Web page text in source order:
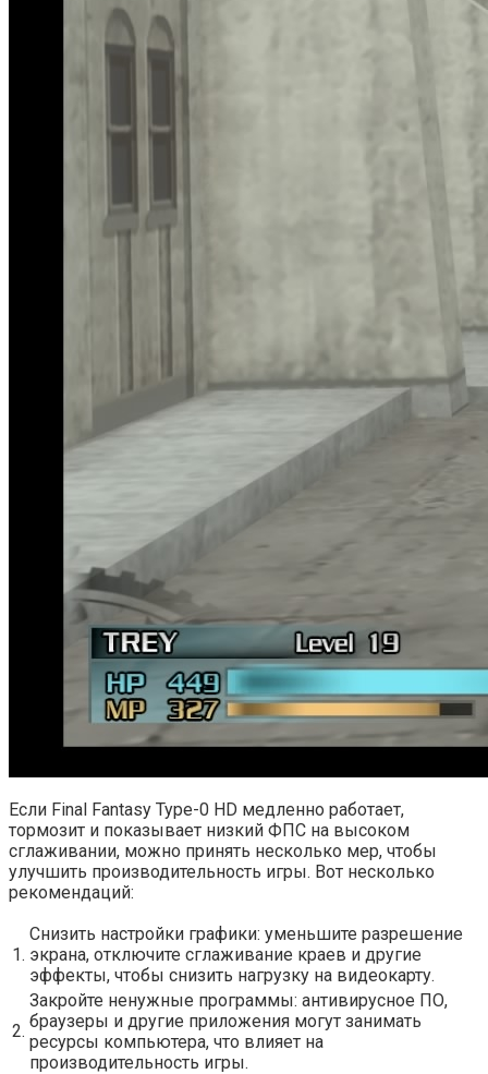
Если Final Fantasy Type-0 HD медленно работает,
тормозит и показывает низкий ФПС на высоком
сглаживании, можно принять несколько мер, чтобы
улучшить производительность игры. Вот несколько
рекомендаций:
1.
Снизить настройки графики: уменьшите разрешение
экрана, отключите сглаживание краев и другие
эффекты, чтобы снизить нагрузку на видеокарту.
2.
Закройте ненужные программы: антивирусное ПО,
браузеры и другие приложения могут занимать
ресурсы компьютера, что влияет на
производительность игры.